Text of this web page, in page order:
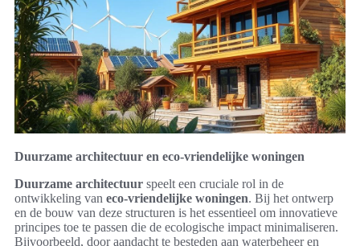
Duurzame architectuur en eco-vriendelijke woningen
Duurzame architectuur speelt een cruciale rol in de
ontwikkeling van eco-vriendelijke woningen. Bij het ontwerp
en de bouw van deze structuren is het essentieel om innovatieve
principes toe te passen die de ecologische impact minimaliseren.
Bijvoorbeeld, door aandacht te besteden aan waterbeheer en